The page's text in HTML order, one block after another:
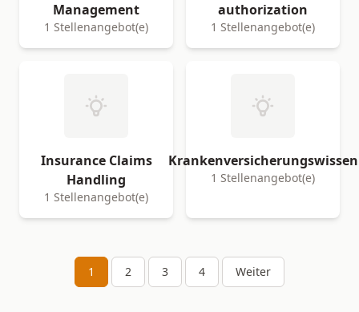
Management
1 Stellenangebot(e)
authorization
1 Stellenangebot(e)
Insurance Claims
Handling
1 Stellenangebot(e)
Krankenversicherungswissen
1 Stellenangebot(e)
1 2 3 4 Weiter